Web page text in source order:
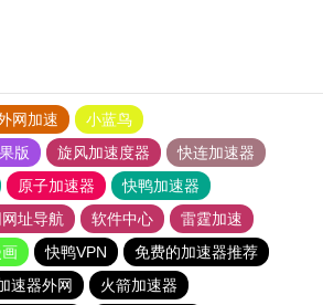
网加速
小蓝鸟
版
旋风加速度器
快连加速器
原子加速器
快鸭加速器
址导航 软件中心
雷霆加速
快鸭VPN
免费的加速器推荐
速器外网
火箭加速器